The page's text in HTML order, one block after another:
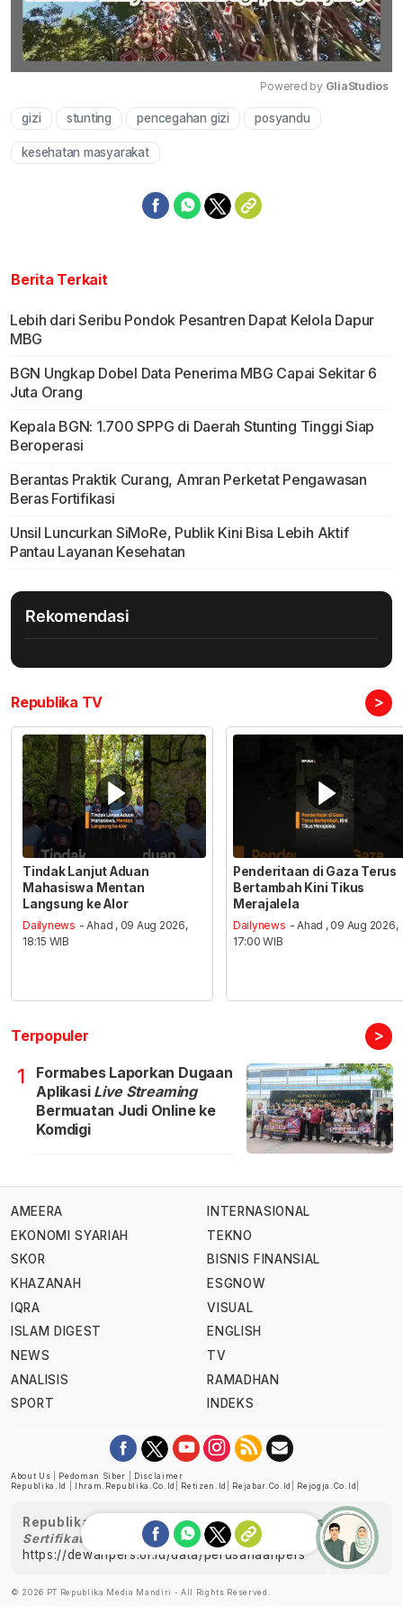
Powered by GliaStudios
gizi stunting pencegahan gizi posyandu
kesehatan masyarakat
Berita Terkait
Lebih dari Seribu Pondok Pesantren Dapat Kelola Dapur
MBG
BGN Ungkap Dobel Data Penerima MBG Capai Sekitar 6
Juta Orang
Kepala BGN: 1.700 SPPG di Daerah Stunting Tinggi Siap
Beroperasi
Berantas Praktik Curang, Amran Perketat Pengawasan
Beras Fortifikasi
Unsil Luncurkan SiMoRe, Publik Kini Bisa Lebih Aktif
Pantau Layanan Kesehatan
Rekomendasi
Republika TV >
Tindak Lanjut Aduan
Mahasiswa Mentan
Langsung ke Alor
Dailynews - Ahad , 09 Aug 2026,
18:15 WIB
Penderitaan di Gaza Terus
Bertambah Kini Tikus
Merajalela
Dailynews - Ahad , 09 Aug 2026,
17:00 WIB
Terpopuler >
1
Formabes Laporkan Dugaan
Aplikasi Live Streaming
Bermuatan Judi Online ke
Komdigi
AMEERA
EKONOMI SYARIAH
SKOR
KHAZANAH
IQRA
ISLAM DIGEST
NEWS
ANALISIS
SPORT
INTERNASIONAL
TEKNO
BISNIS FINANSIAL
ESGNOW
VISUAL
ENGLISH
TV
RAMADHAN
INDEKS
About Us Pedoman Siber
Disclaimer
Republika.id
Ihram.republika.co.id Retizen.id Rejabar.co.id Rejogja.co.id
Republika telah diverifikasi oleh Dewan Pers
Sertifikat Nomor 1058/DP-Verifikasi/K/XII/2022
https://dewanpers.or.id/data/perusahaanpers
© 2026 PT Republika Media Mandiri - All Rights Reserved.
Ask me!